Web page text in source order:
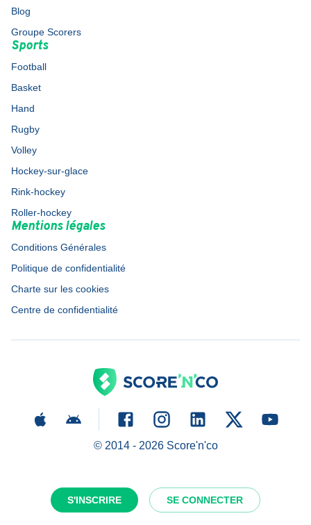
S'INSCRIRE SE CONNECTER
Blog
Groupe Scorers
Sports
Football
Basket
Hand
Rugby
Volley
Hockey-sur-glace
Rink-hockey
Roller-hockey
Mentions légales
Conditions Générales
Politique de confidentialité
Charte sur les cookies
Centre de confidentialité
© 2014 - 2026Score'n'co